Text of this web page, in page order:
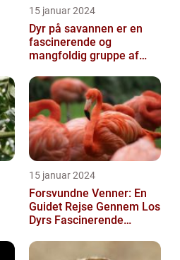
15 januar 2024
Dyr på savannen er en
fascinerende og
mangfoldig gruppe af
sig det hårde o...
15 januar 2024
Forsvundne Venner: En
Guidet Rejse Gennem Los
Dyrs Fascinerende